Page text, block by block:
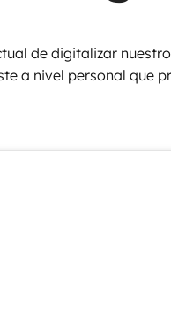
de digitalizar
a nivel personal que